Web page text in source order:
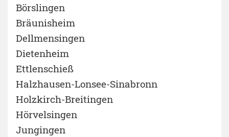
Börslingen
Bräunisheim
Dellmensingen
Dietenheim
Ettlenschieß
Halzhausen-Lonsee-Sinabronn
Holzkirch-Breitingen
Hörvelsingen
Jungingen